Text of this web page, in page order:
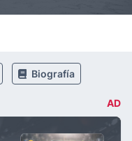
Biografía
AD